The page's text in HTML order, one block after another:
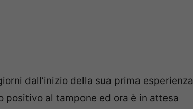
dall’inizio della sua prima esperienza
positivo al tampone ed ora è in attesa